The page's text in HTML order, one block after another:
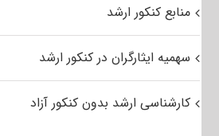
منابع کنکور ارشد
سهمیه ایثارگران در کنکور ارشد
کارشناسی ارشد بدون کنکور آزاد